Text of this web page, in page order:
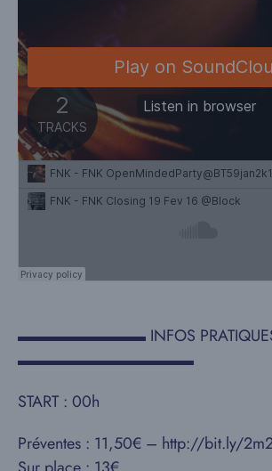
▬▬▬▬▬▬▬▬ INFOS
▬▬▬▬▬▬▬▬▬▬▬
START : 00h
Préventes : 11,50€ – http://bit.ly/